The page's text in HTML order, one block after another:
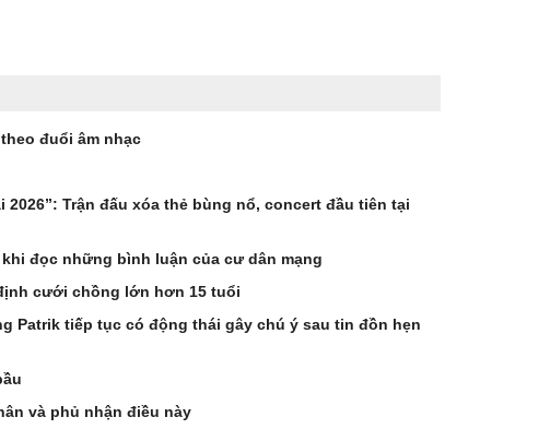
đuổi âm nhạc
Trận đấu xóa thẻ bùng nổ, concert đầu tiên tại
đọc những bình luận của cư dân mạng
cưới chồng lớn hơn 15 tuổi
Patrik tiếp tục có động thái gây chú ý sau tin đồn hẹn
và phủ nhận điều này